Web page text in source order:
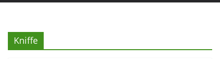
Kniffe